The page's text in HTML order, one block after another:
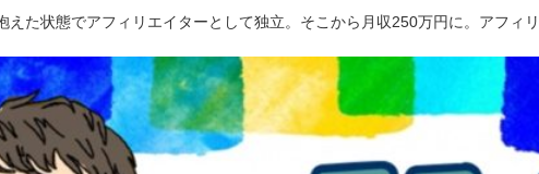
えた状態でアフィリエイターとして独立。そこから月収250万円に。アフィ